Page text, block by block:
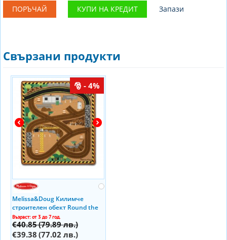
ПОРЪЧАЙ КУПИ НА КРЕДИТ Запази
Свързани продукти
- 4%
Melissa&Doug Килимче
строителен обект Round the
Construction Zone 19407
Възраст: от 3 до 7 год.
€40.85(79.89 лв.)
€39.38 (77.02 лв.)